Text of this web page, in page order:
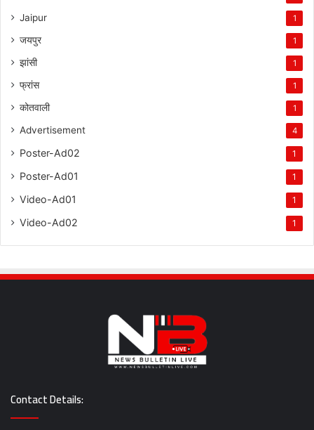
Jaipur 1
जयपुर 1
झांसी 1
फ्रांस 1
कोतवाली 1
Advertisement 4
Poster-Ad02 1
Poster-Ad01 1
Video-Ad01 1
Video-Ad02 1
Contact Details: